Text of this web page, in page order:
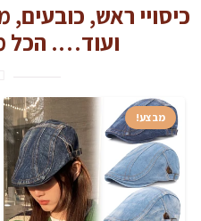
כיסויי ראש,
ועוד…. הכל
מבצע!